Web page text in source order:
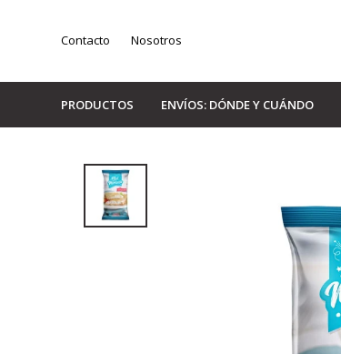
PRODUCTOS ENVÍOS: DÓNDE Y CUÁNDO
Contacto Nosotros